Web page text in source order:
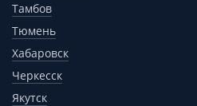
Тамбов
Тюмень
Хабаровск
Черкесск
Якутск